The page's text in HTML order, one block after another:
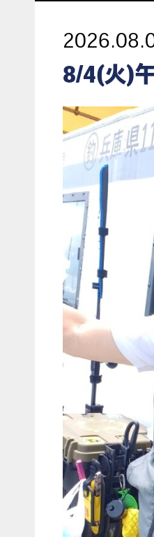
8/4(火)